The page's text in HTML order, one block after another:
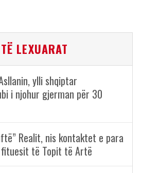
LEXUARAT
ylli shqiptar
i njohur gjerman për 30
Realit, nis kontaktet e para
të Topit të Artë